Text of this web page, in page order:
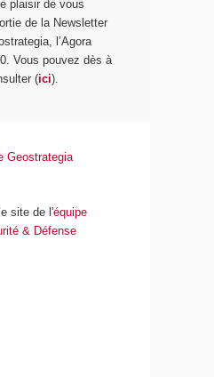
plaisir de vous
de la Newsletter
l’Agora
Vous pouvez dès à
(ici).
Geostrategia
site de l'équipe
& Défense